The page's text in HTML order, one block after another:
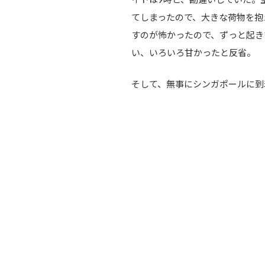
てしまったので、大きな荷物を
すのが怖かったので、ずっと起
い、いろいろ甘かったと反省。
そして、無事にシンガポールに